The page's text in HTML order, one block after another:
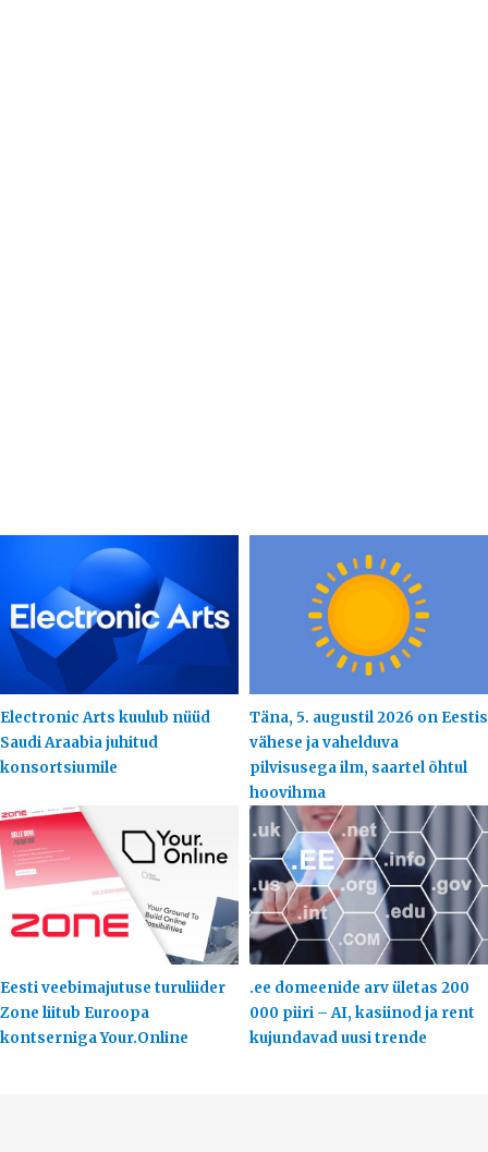
Electronic Arts kuulub nüüd
Saudi Araabia juhitud
konsortsiumile
Täna, 5. augustil 2026 on Eestis
vähese ja vahelduva
pilvisusega ilm, saartel õhtul
hoovihma
Eesti veebimajutuse turuliider
Zone liitub Euroopa
kontserniga Your.Online
.ee domeenide arv ületas 200
000 piiri – AI, kasiinod ja rent
kujundavad uusi trende